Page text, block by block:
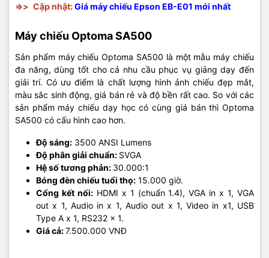
=>> Cập nhật:Giá máy chiếu Epson EB-E01 mới nhất
Máy chiếu Optoma SA500
Sản phẩm máy chiếu Optoma SA500 là một mẫu máy chiếu
đa năng, dùng tốt cho cả nhu cầu phục vụ giảng dạy đến
giải trí. Có ưu điểm là chất lượng hình ảnh chiếu đẹp mắt,
màu sắc sinh động, giá bán rẻ và độ bền rất cao. So với các
sản phẩm máy chiếu dạy học có cùng giá bán thì Optoma
SA500 có cấu hình cao hơn.
Độ sáng: 3500 ANSI Lumens
Độ phân giải chuẩn: SVGA
Hệ số tương phản: 30.000:1
Bóng đèn chiếu tuổi thọ: 15.000 giờ.
Cổng kết nối:HDMI x 1 (chuẩn 1.4), VGA in x 1, VGA
out x 1, Audio in x 1, Audio out x 1, Video in x1, USB
Type A x 1, RS232 x 1.
Giá cả:7.500.000 VNĐ